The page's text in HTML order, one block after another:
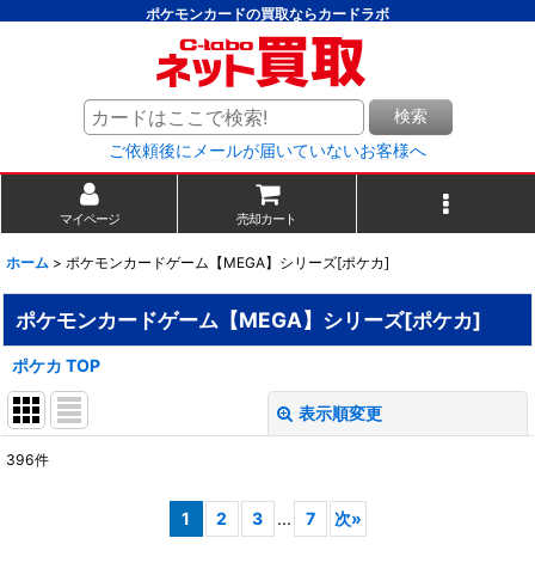
ポケモンカードの買取ならカードラボ
検索
ご依頼後にメールが届いていないお客様へ
マイページ 売却カート
ホーム > ポケモンカードゲーム【MEGA】シリーズ[ポケカ]
ポケモンカードゲーム【MEGA】シリーズ[ポケカ]
ポケカ TOP
表示順変更
サブカテゴリ
396件
1 2 3 ... 7 次»